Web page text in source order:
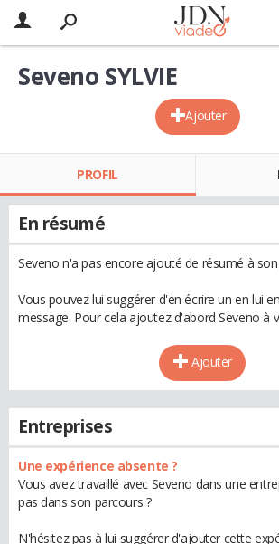
Ajouter
Seveno SYLVIE
PROFIL
En résumé
Seveno n'a pas encore ajouté de résumé à
Vous pouvez lui suggérer d'en écrire un en lui
message. Pour cela ajoutez d'abord Seveno à
Ajouter
Entreprises
Une expérience absente ?
Vous avez travaillé avec Seveno dans une
pas dans son parcours ?
N'hésitez pas à lui suggérer d'ajouter cette